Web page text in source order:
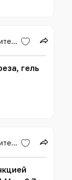
«Қарағанды медицина университеті» КЕАҚ
гель
«Қарағанды медицина университеті» КЕАҚ